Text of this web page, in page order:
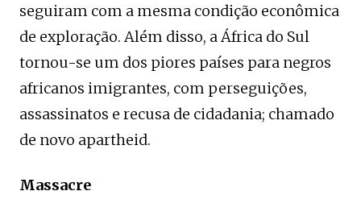
seguiram com a mesma condição econômica
de exploração. Além disso, a África do Sul
tornou-se um dos piores países para negros
africanos imigrantes, com perseguições,
assassinatos e recusa de cidadania; chamado
de novo apartheid.
Massacre